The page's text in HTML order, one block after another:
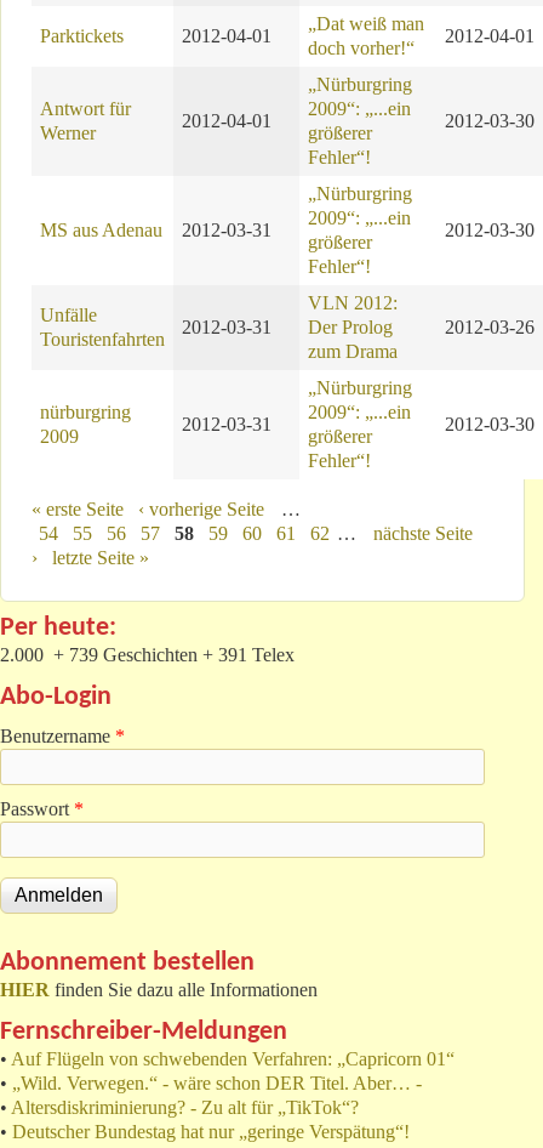
Parktickets 2012-04-01
„Dat weiß man
doch vorher!“
2012-04-01
Antwort für
Werner
2012-04-01
„Nürburgring
2009“: „...ein
größerer
Fehler“!
2012-03-30
MS aus Adenau 2012-03-31
„Nürburgring
2009“: „...ein
größerer
Fehler“!
2012-03-30
Unfälle
Touristenfahrten
2012-03-31
VLN 2012:
Der Prolog
zum Drama
2012-03-26
nürburgring
2009
2012-03-31
„Nürburgring
2009“: „...ein
größerer
Fehler“!
2012-03-30
Seiten
« erste Seite ‹ vorherige Seite
…
54
55 56 57 58 59 60 61 62 …
nächste Seite
›
letzte Seite »
Per heute:
2.000 + 739 Geschichten + 391 Telex
Abo-Login
Benutzername *
Passwort *
Abonnement bestellen
HIER finden Sie dazu alle Informationen
Fernschreiber-Meldungen
• Auf Flügeln von schwebenden Verfahren: „Capricorn 01“
• „Wild. Verwegen.“ - wäre schon DER Titel. Aber… -
• Altersdiskriminierung? - Zu alt für „TikTok“?
• Deutscher Bundestag hat nur „geringe Verspätung“!